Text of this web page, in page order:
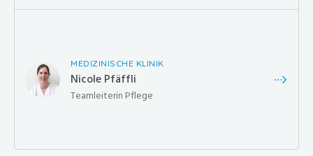
MEDIZINISCHE KLINIK
Nicole Pfäffli
Teamleiterin Pflege